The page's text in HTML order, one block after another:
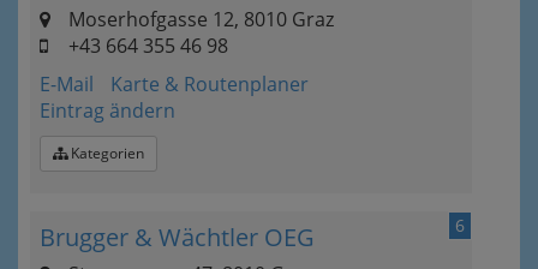
Moserhofgasse 12, 8010 Graz
+43 664 355 46 98
E-Mail
Karte & Routenplaner
Eintrag ändern
Kategorien
6
Brugger & Wächtler OEG